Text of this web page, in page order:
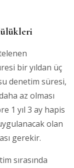
bir yıldan üç
denetim süresi,
az olması
1 yıl 3 ay hapis
olan
gerekir.
sırasında